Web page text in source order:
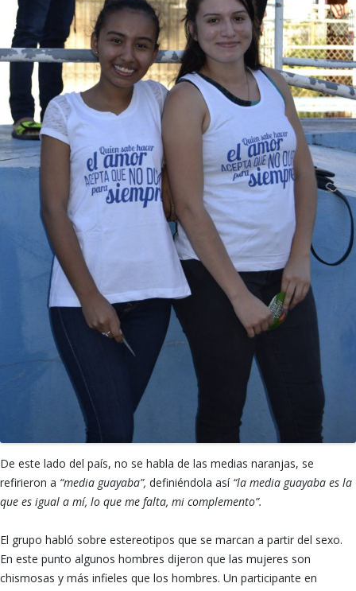
De este lado del país, no se habla de las medias naranjas, se
refirieron a “media guayaba”, definiéndola así“la media guayaba es la
que es igual a mí, lo que me falta, mi complemento”.
El grupo habló sobre estereotipos que se marcan a partir del sexo.
En este punto algunos hombres dijeron que las mujeres son
chismosas y más infieles que los hombres. Un participante en